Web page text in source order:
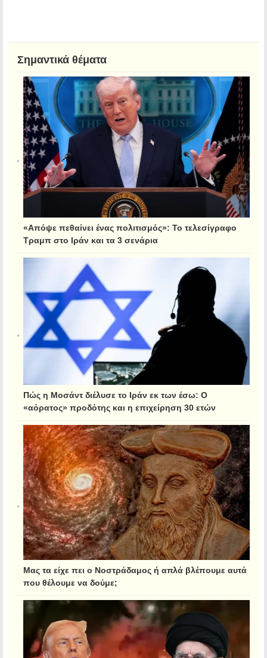
Σημαντικά θέματα
«Απόψε πεθαίνει ένας πολιτισμός»: Το τελεσίγραφο
Τραμπ στο Ιράν και τα 3 σενάρια
Πώς η Μοσάντ διέλυσε το Ιράν εκ των έσω: Ο
«αόρατος» προδότης και η επιχείρηση 30 ετών
Μας τα είχε πει ο Νοστράδαμος ή απλά βλέπουμε αυτά
που θέλουμε να δούμε;